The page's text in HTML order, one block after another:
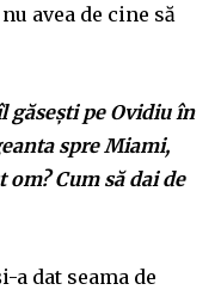
avea de cine să
găsești pe Ovidiu în
spre Miami,
om? Cum să dai de
a dat seama de